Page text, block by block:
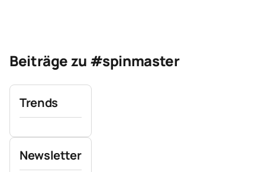
Beiträge zu #spinmaster
Trends
Newsletter